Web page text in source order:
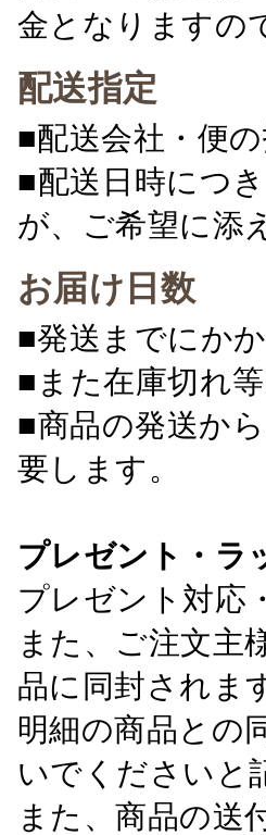
金となりますの
配送指定
■配送会社・便
■配送日時につ
が、ご希望に添
お届け日数
■発送までにか
■また在庫切れ
■商品の発送か
要します。
プレゼント・ラ
プレゼント対応
また、ご注文主
品に同封されま
明細の商品との
いでくださいと
また、商品の送